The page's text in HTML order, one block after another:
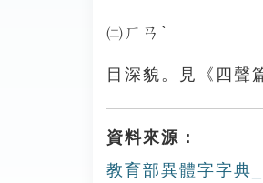
㈡ㄏㄢˋ
目深貌。見《四聲
資料來源：
教育部異體字字典